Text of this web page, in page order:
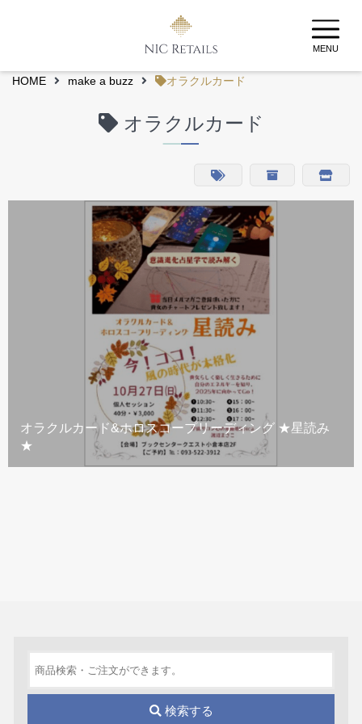
MENU
HOME make a buzz オラクルカード
オラクルカード
オラクルカード&ホロスコープリーディング ★星読み
★
検索する